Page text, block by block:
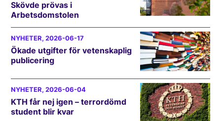
Skövde prövas i
Arbetsdomstolen
NYHETER, 2026-06-17
Ökade utgifter för vetenskaplig
publicering
NYHETER, 2026-06-04
KTH får nej igen – terrordömd
student blir kvar